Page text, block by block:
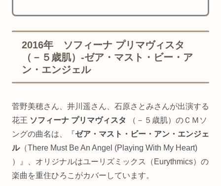
2016年 ソフィーナ プリマヴィスタ
（－５歳肌）-ゼア・マスト・ビー・ア
ン・エンジェル
菅野美穂さん、井川遥さん、石原さとみさんが出演する
花王 ソフィーナ プリマヴィスタ
（－５歳肌）のＣＭソ
ングの曲名は、『ゼア・マスト・ビー・アン・エンジェ
ル（There Must Be An Angel (Playing With My Heart)
）』、オリジナルはユーリズミックス（Eurythmics）の
楽曲を重住ひろこがカバーしています。